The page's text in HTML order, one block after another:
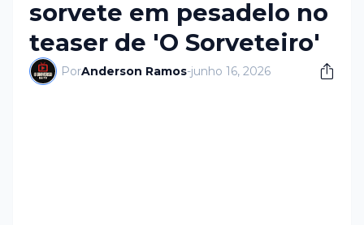
sorvete em pesadelo no
teaser de 'O Sorveteiro'
PorAnderson Ramos-junho 16, 2026